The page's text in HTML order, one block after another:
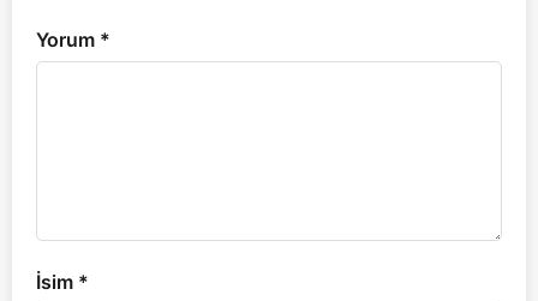
Yorum *
İsim *